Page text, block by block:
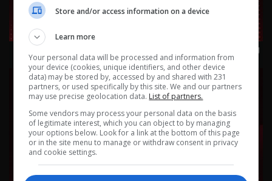
ورقة بيضاء 23-7-2026 | 2026
Store and/or access information on a device
Learn more
Your personal data will be processed and information from
your device (cookies, unique identifiers, and other device
data) may be stored by, accessed by and shared with 231
partners, or used specifically by this site. We and our partners
may use precise geolocation data. List of partners.
Some vendors may process your personal data on the basis
of legitimate interest, which you can object to by managing
your options below. Look for a link at the bottom of this page
or in the site menu to manage or withdraw consent in privacy
and cookie settings.